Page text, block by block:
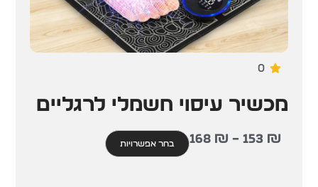
0
מכשיר עיסוי חשמלי לרגליים
153 ₪
–
168 ₪ בחר אפשרויות